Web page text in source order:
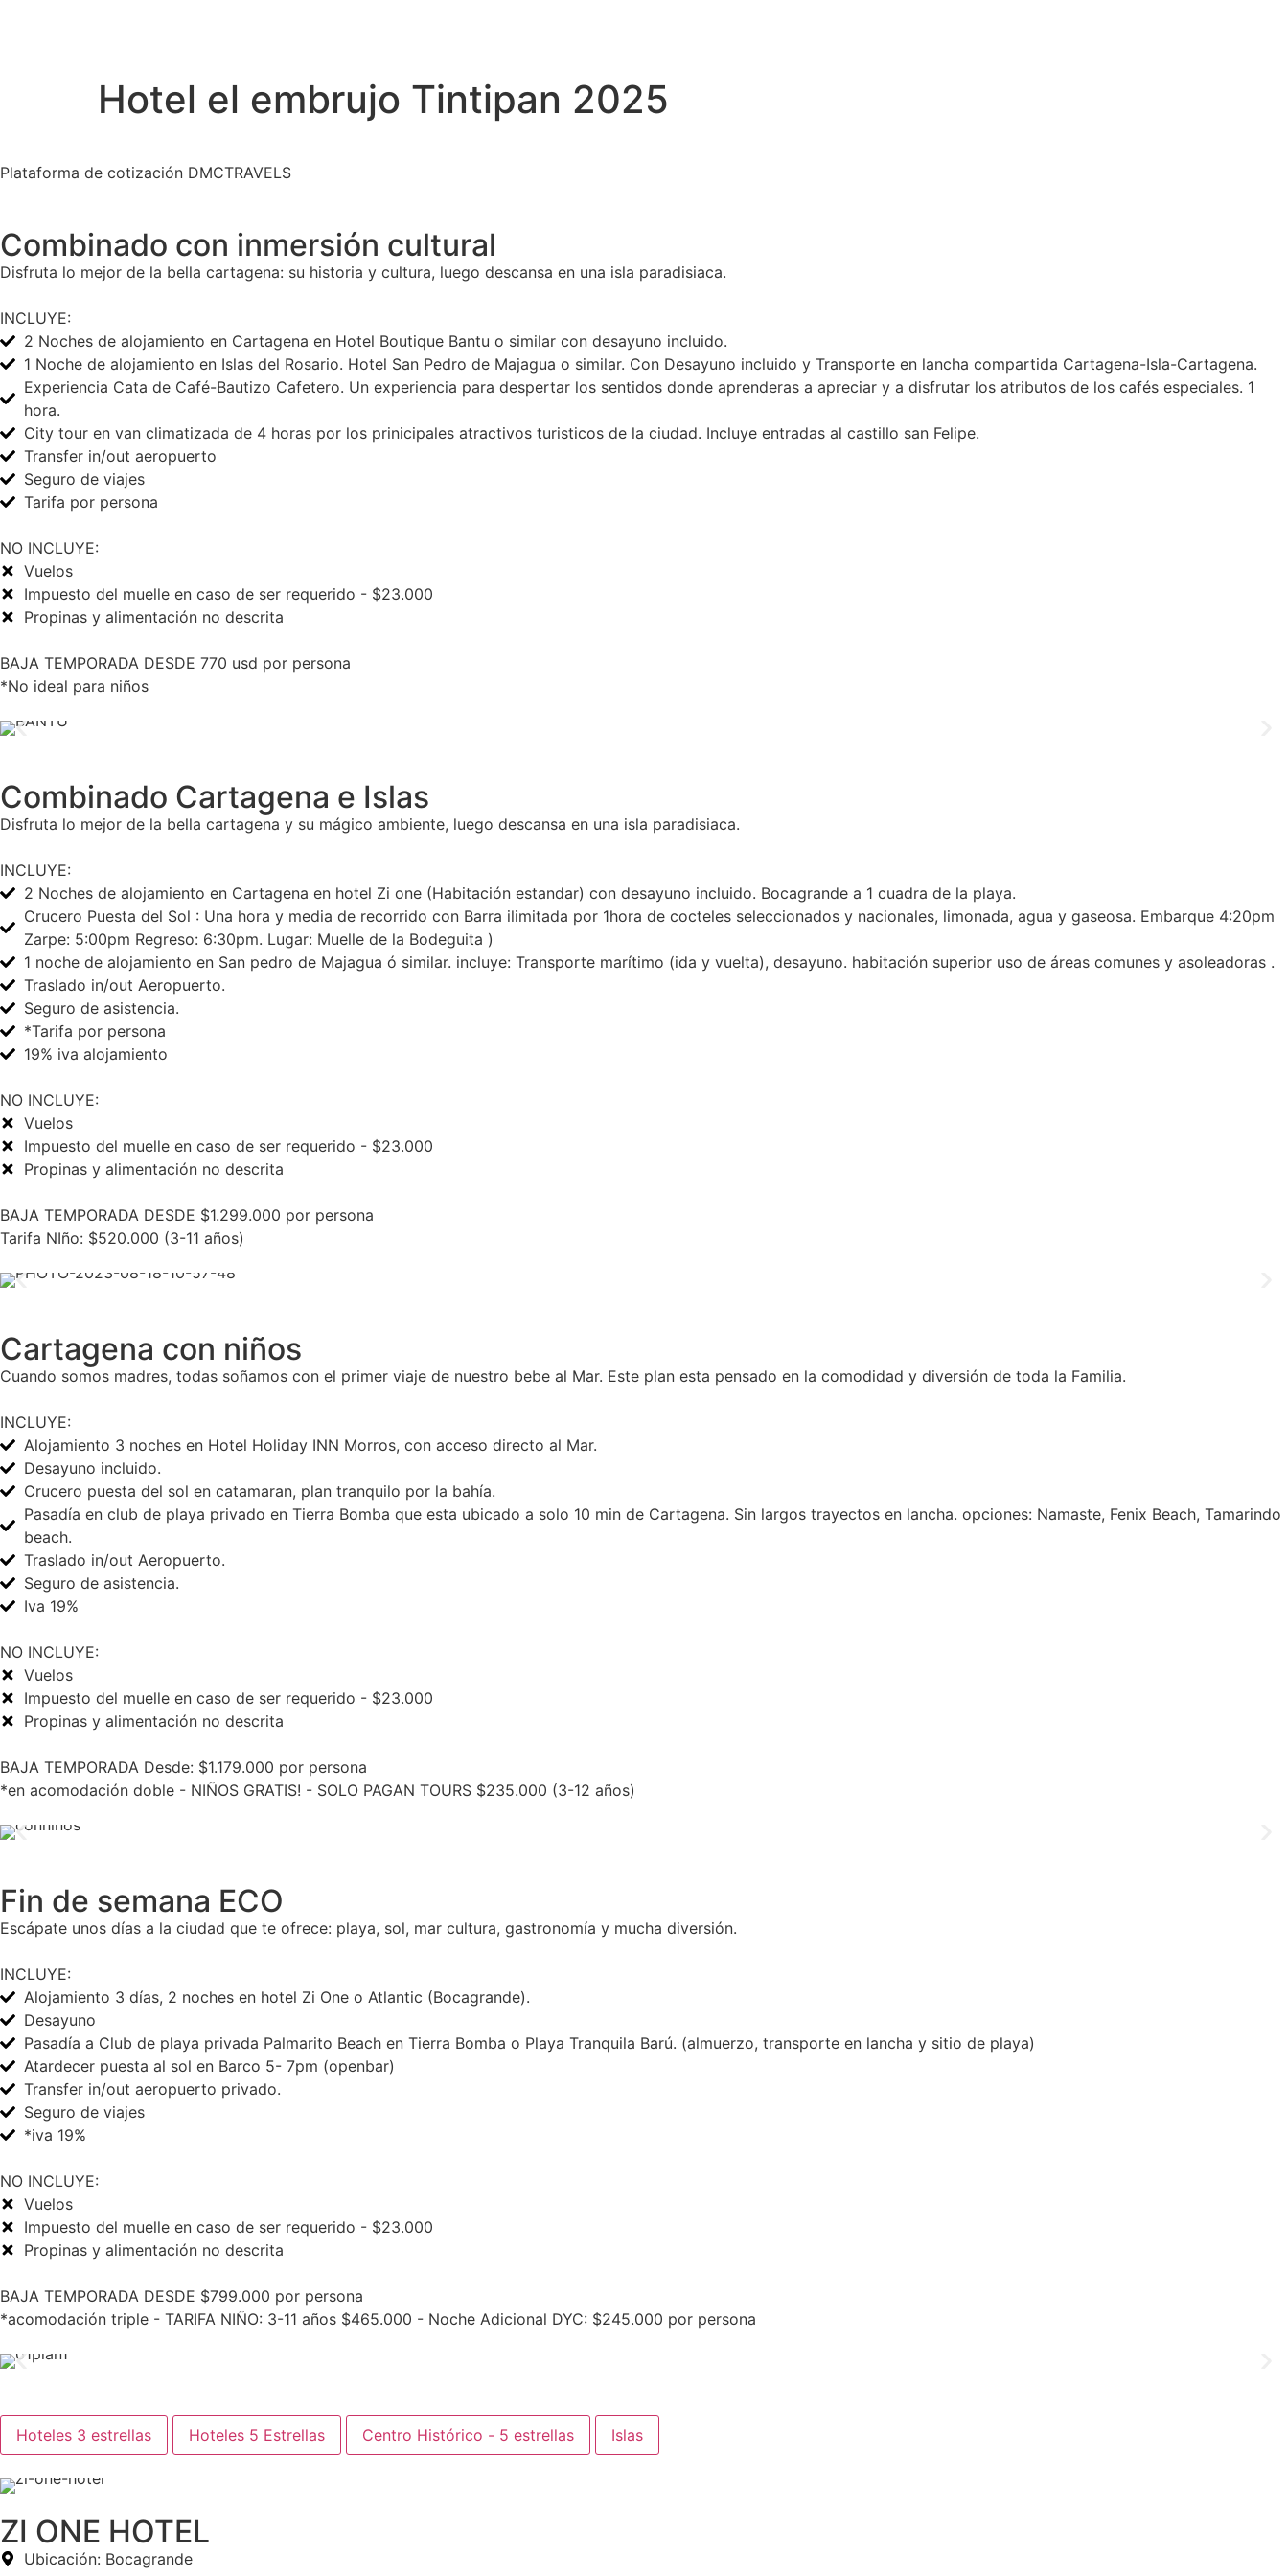
Hotel el embrujo Tintipan 2025
Plataforma de cotización DMCTRAVELS
Combinado con inmersión cultural
Disfruta lo mejor de la bella cartagena: su historia y cultura, luego descansa en una isla paradisiaca.
INCLUYE:
2 Noches de alojamiento en Cartagena en Hotel Boutique Bantu o similar con desayuno incluido.
1 Noche de alojamiento en Islas del Rosario. Hotel San Pedro de Majagua o similar. Con Desayuno incluido y Transporte en lancha compartida Cartagena-Isla-Cartagena.
Experiencia Cata de Café-Bautizo Cafetero. Un experiencia para despertar los sentidos donde aprenderas a apreciar y a disfrutar los atributos de los cafés especiales. 1
hora.
City tour en van climatizada de 4 horas por los prinicipales atractivos turisticos de la ciudad. Incluye entradas al castillo san Felipe.
Transfer in/out aeropuerto
Seguro de viajes
Tarifa por persona
NO INCLUYE:
Vuelos
Impuesto del muelle en caso de ser requerido - $23.000
Propinas y alimentación no descrita
BAJA TEMPORADA DESDE 770 usd por persona
*No ideal para niños
Combinado Cartagena e Islas
Disfruta lo mejor de la bella cartagena y su mágico ambiente, luego descansa en una isla paradisiaca.
INCLUYE:
2 Noches de alojamiento en Cartagena en hotel Zi one (Habitación estandar) con desayuno incluido. Bocagrande a 1 cuadra de la playa.
Crucero Puesta del Sol : Una hora y media de recorrido con Barra ilimitada por 1hora de cocteles seleccionados y nacionales, limonada, agua y gaseosa. Embarque 4:20pm
Zarpe: 5:00pm Regreso: 6:30pm. Lugar: Muelle de la Bodeguita )
1 noche de alojamiento en San pedro de Majagua ó similar. incluye: Transporte marítimo (ida y vuelta), desayuno. habitación superior uso de áreas comunes y asoleadoras .
Traslado in/out Aeropuerto.
Seguro de asistencia.
*Tarifa por persona
19% iva alojamiento
NO INCLUYE:
Vuelos
Impuesto del muelle en caso de ser requerido - $23.000
Propinas y alimentación no descrita
BAJA TEMPORADA DESDE $1.299.000 por persona
Tarifa NIño: $520.000 (3-11 años)
Cartagena con niños
Cuando somos madres, todas soñamos con el primer viaje de nuestro bebe al Mar. Este plan esta pensado en la comodidad y diversión de toda la Familia.
INCLUYE:
Alojamiento 3 noches en Hotel Holiday INN Morros, con acceso directo al Mar.
Desayuno incluido.
Crucero puesta del sol en catamaran, plan tranquilo por la bahía.
Pasadía en club de playa privado en Tierra Bomba que esta ubicado a solo 10 min de Cartagena. Sin largos trayectos en lancha. opciones: Namaste, Fenix Beach, Tamarindo
beach.
Traslado in/out Aeropuerto.
Seguro de asistencia.
Iva 19%
NO INCLUYE:
Vuelos
Impuesto del muelle en caso de ser requerido - $23.000
Propinas y alimentación no descrita
BAJA TEMPORADA Desde: $1.179.000 por persona
*en acomodación doble - NIÑOS GRATIS! - SOLO PAGAN TOURS $235.000 (3-12 años)
Fin de semana ECO
Escápate unos días a la ciudad que te ofrece: playa, sol, mar cultura, gastronomía y mucha diversión.
INCLUYE:
Alojamiento 3 días, 2 noches en hotel Zi One o Atlantic (Bocagrande).
Desayuno
Pasadía a Club de playa privada Palmarito Beach en Tierra Bomba o Playa Tranquila Barú. (almuerzo, transporte en lancha y sitio de playa)
Atardecer puesta al sol en Barco 5- 7pm (openbar)
Transfer in/out aeropuerto privado.
Seguro de viajes
*iva 19%
NO INCLUYE:
Vuelos
Impuesto del muelle en caso de ser requerido - $23.000
Propinas y alimentación no descrita
BAJA TEMPORADA DESDE $799.000 por persona
*acomodación triple - TARIFA NIÑO: 3-11 años $465.000 - Noche Adicional DYC: $245.000 por persona
Hoteles 3 estrellas Hoteles 5 Estrellas Centro Histórico - 5 estrellas Islas
ZI ONE HOTEL
Ubicación: Bocagrande